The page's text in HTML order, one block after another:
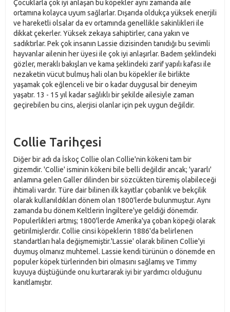
Çocuklarla çok iyi anlaşan bu köpekler aynı zamanda aile
ortamına kolayca uyum sağlarlar. Dışarıda oldukça yüksek enerjili
ve hareketli olsalar da ev ortamında genellikle sakinlikleri ile
dikkat çekerler. Yüksek zekaya sahiptirler, cana yakın ve
sadıktırlar. Pek çok insanın Lassie dizisinden tanıdığı bu sevimli
hayvanlar ailenin her üyesi ile çok iyi anlaşırlar. Badem şeklindeki
gözler, meraklı bakışları ve kama şeklindeki zarif yapılı kafası ile
nezaketin vücut bulmuş hali olan bu köpekler ile birlikte
yaşamak çok eğlenceli ve bir o kadar duygusal bir deneyim
yaşatır. 13 - 15 yıl kadar sağlıklı bir şekilde ailesiyle zaman
geçirebilen bu cins, alerjisi olanlar için pek uygun değildir.
Collie Tarihçesi
Diğer bir adı da İskoç Collie olan Collie'nin kökeni tam bir
gizemdir. 'Collie' isminin kökeni bile belli değildir ancak; 'yararlı'
anlamına gelen Galler dilinden bir sözcükten türemiş olabileceği
ihtimali vardır. Türe dair bilinen ilk kayıtlar çobanlık ve bekçilik
olarak kullanıldıkları dönem olan 1800'lerde bulunmuştur. Aynı
zamanda bu dönem Keltlerin İngiltere'ye geldiği dönemdir.
Populerlikleri artmış; 1800'lerde Amerika'ya çoban köpeği olarak
getirilmişlerdir. Collie cinsi köpeklerin 1886'da belirlenen
standartları hala değişmemiştir.'Lassie' olarak bilinen Collie'yi
duymuş olmanız muhtemel. Lassie kendi türünün o dönemde en
populer köpek türlerinden biri olmasını sağlamış ve Timmy
kuyuya düştüğünde onu kurtararak iyi bir yardımcı olduğunu
kanıtlamıştır.